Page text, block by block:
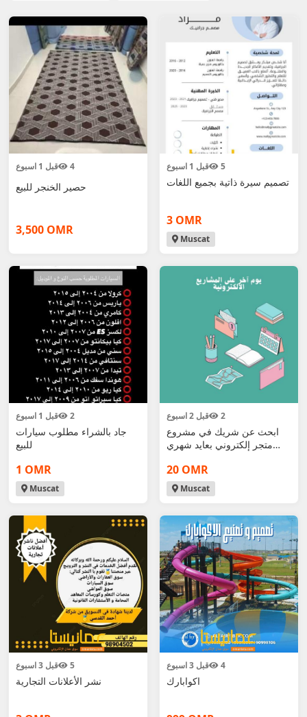
قبل 1 اسبوع 4
حصير الخنجر للبيع
3,500 OMR
قبل 1 اسبوع 5
تصميم سيرة ذاتية بجميع اللغات
3 OMR
Muscat
قبل 1 اسبوع 2
جاد بالشراء مطلوب سيارات
للبيع
1 OMR
Muscat
قبل 2 اسبوع 2
ابحث عن شريك في مشروع
متجر إلكتروني بعايد شهري
20 OMR
Muscat
قبل 3 اسبوع 5
نشر الأعلانات التجارية
قبل 3 اسبوع 4
اكوابارك